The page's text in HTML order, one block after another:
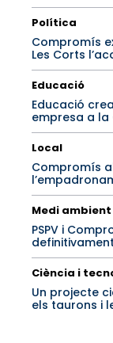
Política
Compromís
Les Corts
Educació
Educació
empresa a
Local
Compromís
Medi ambient
PSPV i
Ciència i
Un projecte
els taurons i